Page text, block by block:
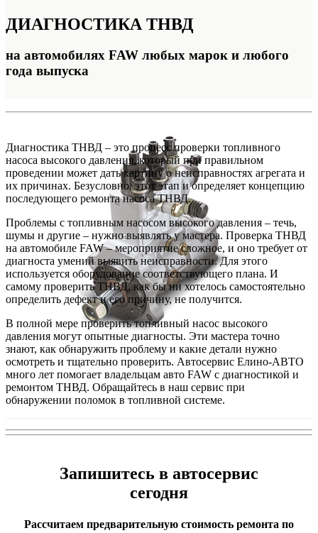
ДИАГНОСТИКА ТНВД
на автомобилях FAW любых марок и любого
года выпуска
Диагностика ТНВД – это процесс проверки топливного
насоса высокого давления, который при правильном
проведении может дать картину о неисправностях агрегата и
их причинах. Безусловно, этот этап и определяет концепцию
последующего ремонта насоса ТНВД.
Проблемы с топливным насосом высокого давления – течь,
шумы и другие – нужно выявлять у мастера. Проверка ТНВД
на автомобиле FAW – мероприятие сложное, и оно требует от
диагноста умений выявить неисправности. Для этого
используется оборудование соответствующего плана. И
самому проверить ТНВД, как бы ни хотелось самостоятельно
определить дефект и его причину, не получится.
В полной мере проверить топливный насос высокого
давления могут опытные диагносты. Эти мастера точно
знают, как обнаружить проблему и какие детали нужно
осмотреть и тщательно проверить. Автосервис Елино-АВТО
много лет помогает владельцам авто FAW с диагностикой и
ремонтом ТНВД. Обращайтесь в наш сервис при
обнаружении поломок в топливной системе.
Запишитесь в автосервис
сегодня
Рассчитаем предварительную стоимость ремонта по